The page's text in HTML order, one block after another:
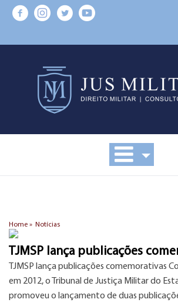
Home » Notícias
TJMSP lança publicações
TJMSP lança publicações comemorativas
em 2012, o Tribunal de Justiça Militar do
promoveu o lançamento de duas